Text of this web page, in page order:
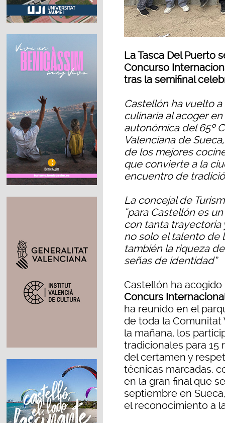
La Tasca Del Puerto
Concurso
tras la semifinal
Castellón ha vuelto
culinaria al acoger
autonómica del 65º
Valenciana de
de los mejores
que convierte a la
encuentro de
La concejal de
“para Castellón es
con tanta trayectoria
no solo el talento de
también la riqueza
señas de identidad”
Castellón ha acogido
Concurs
ha reunido en el
de toda la Comunitat
la mañana, los
tradicionales para 15
del certamen y
técnicas marcadas,
en la gran final que
septiembre en
el reconocimiento a